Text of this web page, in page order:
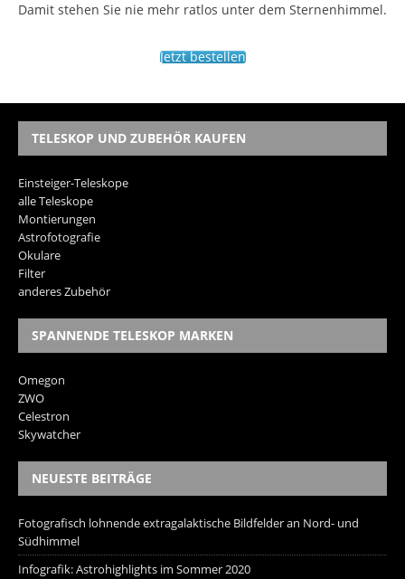
Damit stehen Sie nie mehr ratlos unter dem Sternenhimmel.
Jetzt bestellen
TELESKOP UND ZUBEHÖR KAUFEN
Einsteiger-Teleskope
alle Teleskope
Montierungen
Astrofotografie
Okulare
Filter
anderes Zubehör
SPANNENDE TELESKOP MARKEN
Omegon
ZWO
Celestron
Skywatcher
NEUESTE BEITRÄGE
Fotografisch lohnende extragalaktische Bildfelder an Nord- und
Südhimmel
Infografik: Astrohighlights im Sommer 2020